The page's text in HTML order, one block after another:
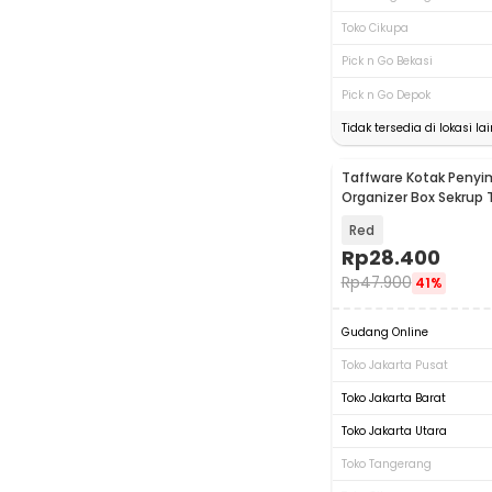
Toko Cikupa
Pick n Go Bekasi
Pick n Go Depok
Tidak tersedia di lokasi
Taffware Kotak
Organizer Box Sekrup
Red
Rp28.400
Rp47.900 41%
Gudang Online
Toko Jakarta Pusat
Toko Jakarta Barat
Toko Jakarta Utara
Toko Tangerang